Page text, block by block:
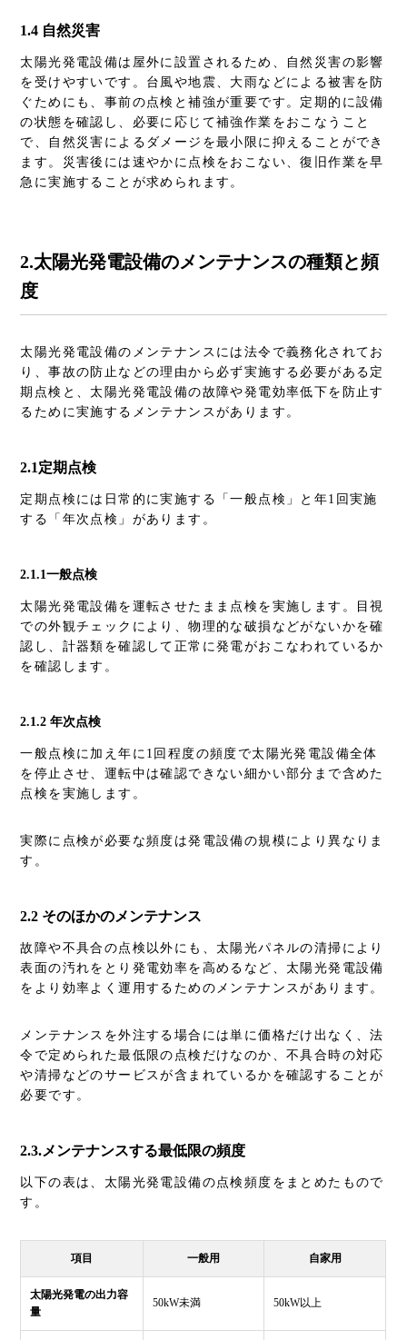
1.4 自然災害
太陽光発電設備は屋外に設置されるため、自然災害の影響
を受けやすいです。台風や地震、大雨などによる被害を防
ぐためにも、事前の点検と補強が重要です。定期的に設備
の状態を確認し、必要に応じて補強作業をおこなうこと
で、自然災害によるダメージを最小限に抑えることができ
ます。災害後には速やかに点検をおこない、復旧作業を早
急に実施することが求められます。
2.太陽光発電設備のメンテナンスの種類と頻
度
太陽光発電設備のメンテナンスには法令で義務化されてお
り、事故の防止などの理由から必ず実施する必要がある定
期点検と、太陽光発電設備の故障や発電効率低下を防止す
るために実施するメンテナンスがあります。
2.1定期点検
定期点検には日常的に実施する「一般点検」と年1回実施
する「年次点検」があります。
2.1.1一般点検
太陽光発電設備を運転させたまま点検を実施します。目視
での外観チェックにより、物理的な破損などがないかを確
認し、計器類を確認して正常に発電がおこなわれているか
を確認します。
2.1.2 年次点検
一般点検に加え年に1回程度の頻度で太陽光発電設備全体
を停止させ、運転中は確認できない細かい部分まで含めた
点検を実施します。
実際に点検が必要な頻度は発電設備の規模により異なりま
す。
2.2 そのほかのメンテナンス
故障や不具合の点検以外にも、太陽光パネルの清掃により
表面の汚れをとり発電効率を高めるなど、太陽光発電設備
をより効率よく運用するためのメンテナンスがあります。
メンテナンスを外注する場合には単に価格だけ出なく、法
令で定められた最低限の点検だけなのか、不具合時の対応
や清掃などのサービスが含まれているかを確認することが
必要です。
2.3.メンテナンスする最低限の頻度
以下の表は、太陽光発電設備の点検頻度をまとめたもので
す。
項目 一般用 自家用
太陽光発電の出力容
量
50kW未満 50kW以上